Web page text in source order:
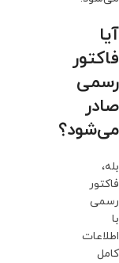
آیا
فاکتور
رسمی
صادر
می‌شود؟
بله،
فاکتور
رسمی
با
اطلاعات
کامل